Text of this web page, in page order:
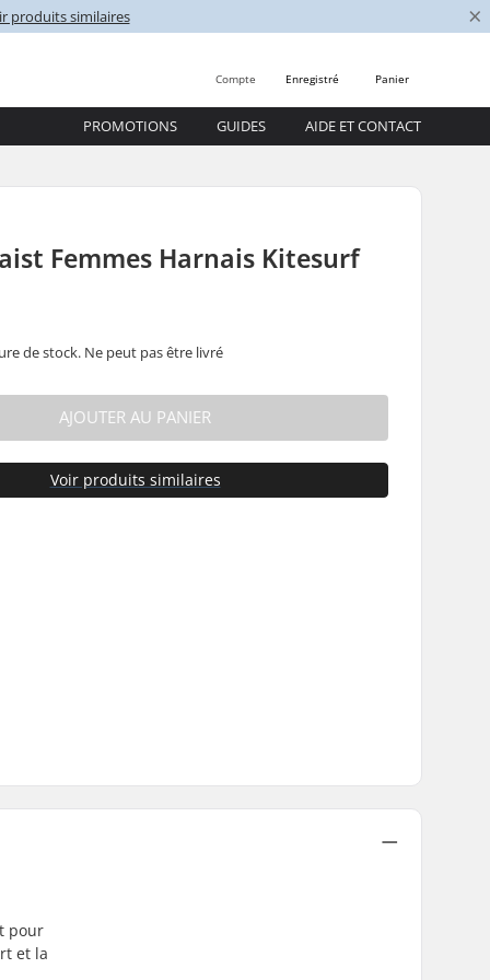
produits similaires ×
Panier
Enregistré
Compte
PROMOTIONS GUIDES AIDE ET CONTACT
Femmes Harnais Kitesurf
de stock. Ne peut pas être livré
AJOUTER AU PANIER
Voir produits similaires
pour
et la